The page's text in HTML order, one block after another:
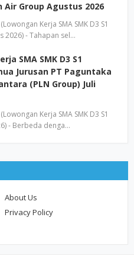
Air Group Agustus 2026
Kerja SMA SMK D3 S1
2026) - Tahapan sel…
SMA SMK D3 S1
Jurusan PT Paguntaka
(PLN Group) Juli
Kerja SMA SMK D3 S1
- Berbeda denga…
About Us
Privacy Policy